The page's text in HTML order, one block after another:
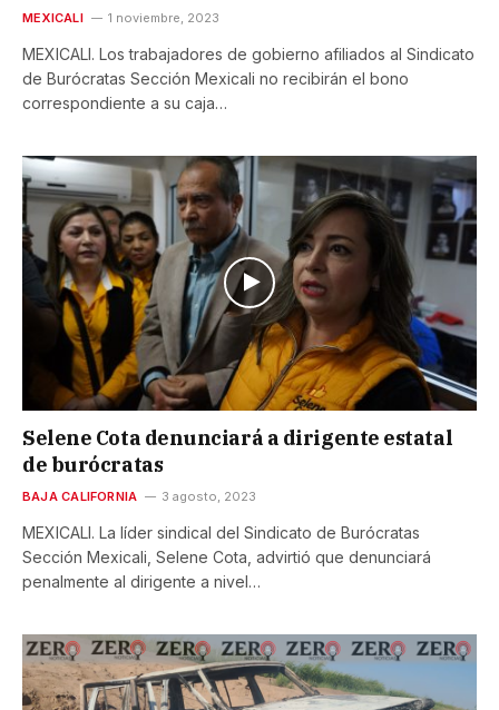
MEXICALI 1 noviembre, 2023
MEXICALI. Los trabajadores de gobierno afiliados al Sindicato
de Burócratas Sección Mexicali no recibirán el bono
correspondiente a su caja…
Selene Cota denunciará a dirigente estatal
de burócratas
BAJA CALIFORNIA 3 agosto, 2023
MEXICALI. La líder sindical del Sindicato de Burócratas
Sección Mexicali, Selene Cota, advirtió que denunciará
penalmente al dirigente a nivel…